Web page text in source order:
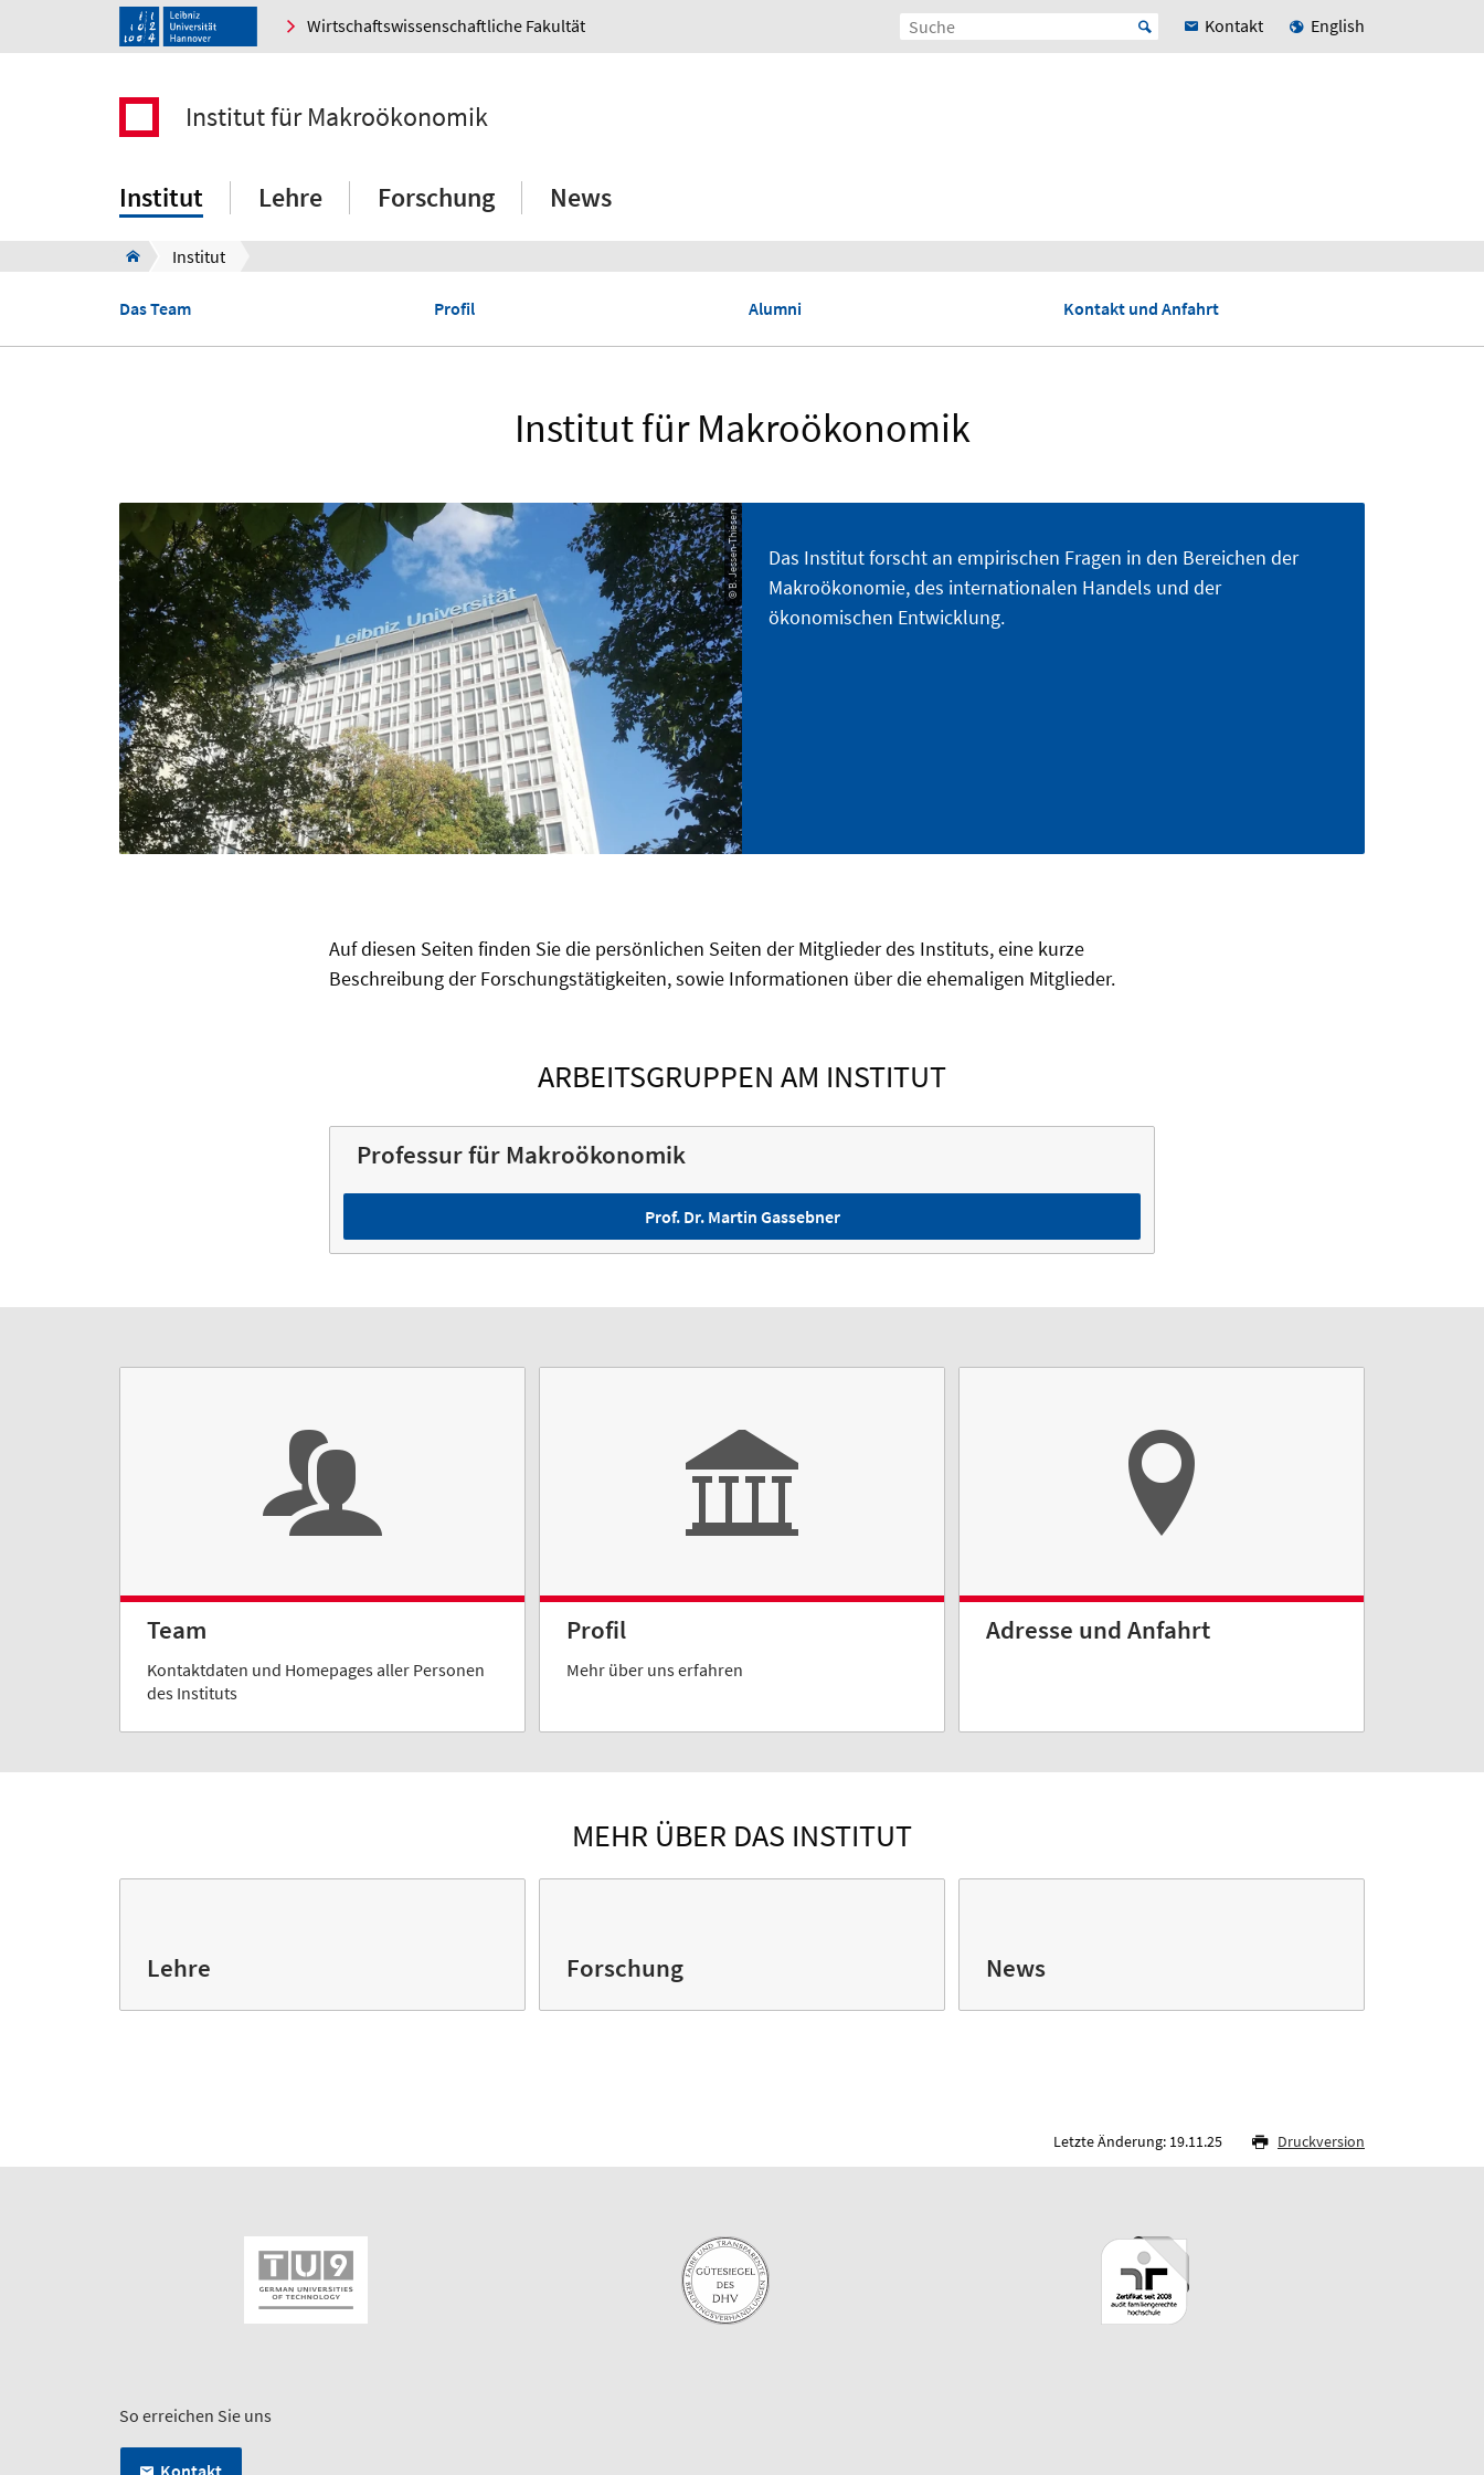
Wirtschaftswissenschaftliche Fakultät Kontakt English
Institut für Makroökonomik
Institut Lehre Forschung News
Institut
Das Team Profil Alumni Kontakt und Anfahrt
Institut für Makroökonomik
© B. Jessen-Thiesen
Das Institut forscht an empirischen Fragen in den Bereichen der
Makroökonomie, des internationalen Handels und der
ökonomischen Entwicklung.
Auf diesen Seiten finden Sie die persönlichen Seiten der Mitglieder des Instituts, eine kurze
Beschreibung der Forschungstätigkeiten, sowie Informationen über die ehemaligen Mitglieder.
ARBEITSGRUPPEN AM INSTITUT
Professur für Makroökonomik
Prof. Dr. Martin Gassebner
Team
Kontaktdaten und Homepages aller Personen
des Instituts
Profil
Mehr über uns erfahren
Adresse und Anfahrt
MEHR ÜBER DAS INSTITUT
Lehre Forschung News
Letzte Änderung: 19.11.25 Druckversion
So erreichen Sie uns
Kontakt